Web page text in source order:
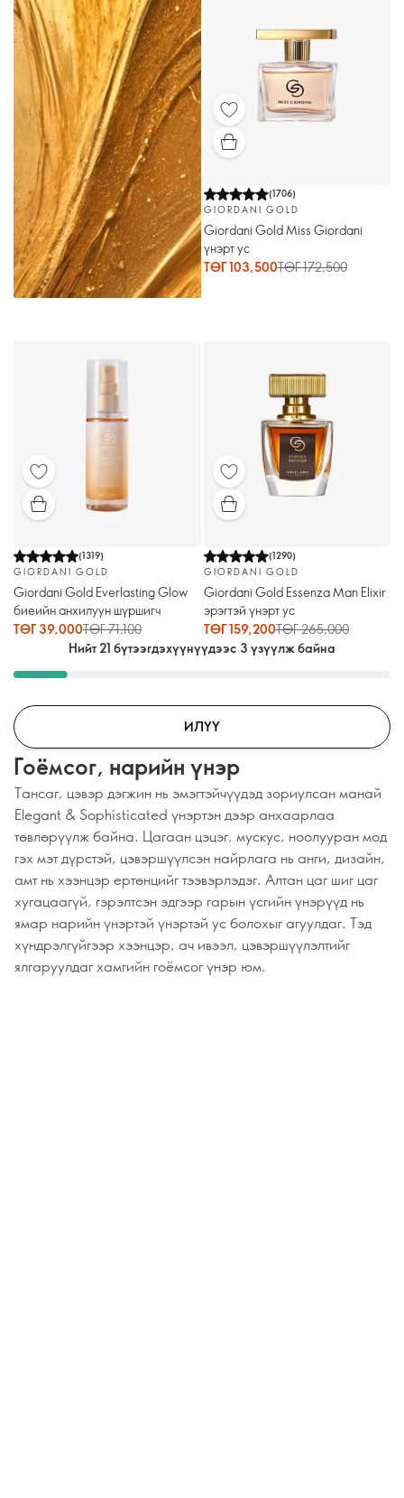
(1706)
GIORDANI GOLD
Giordani Gold Miss Giordani
үнэрт ус
ТӨГ 103,500ТӨГ 172,500
(1319)
GIORDANI GOLD
Giordani Gold Everlasting Glow
биеийн анхилуун шүршигч
ТӨГ 39,000ТӨГ 71,100
(1290)
GIORDANI GOLD
Giordani Gold Essenza Man Elixir
эрэгтэй үнэрт ус
ТӨГ 159,200ТӨГ 265,000
Нийт 21 бүтээгдэхүүнүүдээс 3 үзүүлж байна
ИЛҮҮ
Гоёмсог, нарийн үнэр
Тансаг, цэвэр дэгжин нь эмэгтэйчүүдэд зориулсан манай
Elegant & Sophisticated үнэртэн дээр анхаарлаа
төвлөрүүлж байна. Цагаан цэцэг, мускус, ноолууран мод
гэх мэт дүрстэй, цэвэршүүлсэн найрлага нь анги, дизайн,
амт нь хээнцэр ертөнцийг тээвэрлэдэг. Алтан цаг шиг цаг
хугацаагүй, гэрэлтсэн эдгээр гарын үсгийн үнэрүүд нь
ямар нарийн үнэртэй үнэртэй ус болохыг агуулдаг. Тэд
хүндрэлгүйгээр хээнцэр, ач ивээл, цэвэршүүлэлтийг
ялгаруулдаг хамгийн гоёмсог үнэр юм.